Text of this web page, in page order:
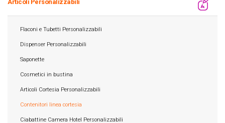
Articoli Personalizzabili
Flaconi e Tubetti Personalizzabili
Dispenser Personalizzabili
Saponette
Cosmetici in bustina
Articoli Cortesia Personalizzabili
Contenitori linea cortesia
Ciabattine Camera Hotel Personalizzabili